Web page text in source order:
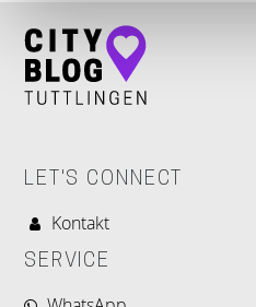
LET'S CONNECT
Kontakt
SERVICE